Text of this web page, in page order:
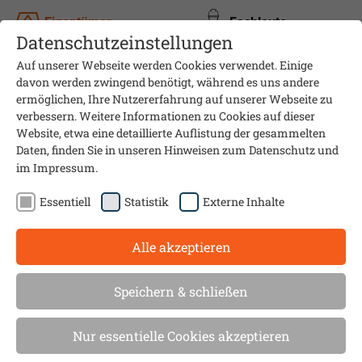
Eigentümer Fachleute
Heizung & Erneuerbare Energie
Hydraulischer Abgleich: mehr
Komfort, weniger Kosten
Datenschutzeinstellungen
Auf unserer Webseite werden Cookies verwendet. Einige
davon werden zwingend benötigt, während es uns andere
ermöglichen, Ihre Nutzererfahrung auf unserer Webseite zu
verbessern. Weitere Informationen zu Cookies auf dieser
Website, etwa eine detaillierte Auflistung der gesammelten
Daten, finden Sie in unseren Hinweisen zum Datenschutzund
im Impressum.
Essentiell Statistik Externe Inhalte
Alle akzeptieren
Speichern & schließen
Nur essentielle Cookies akzeptieren